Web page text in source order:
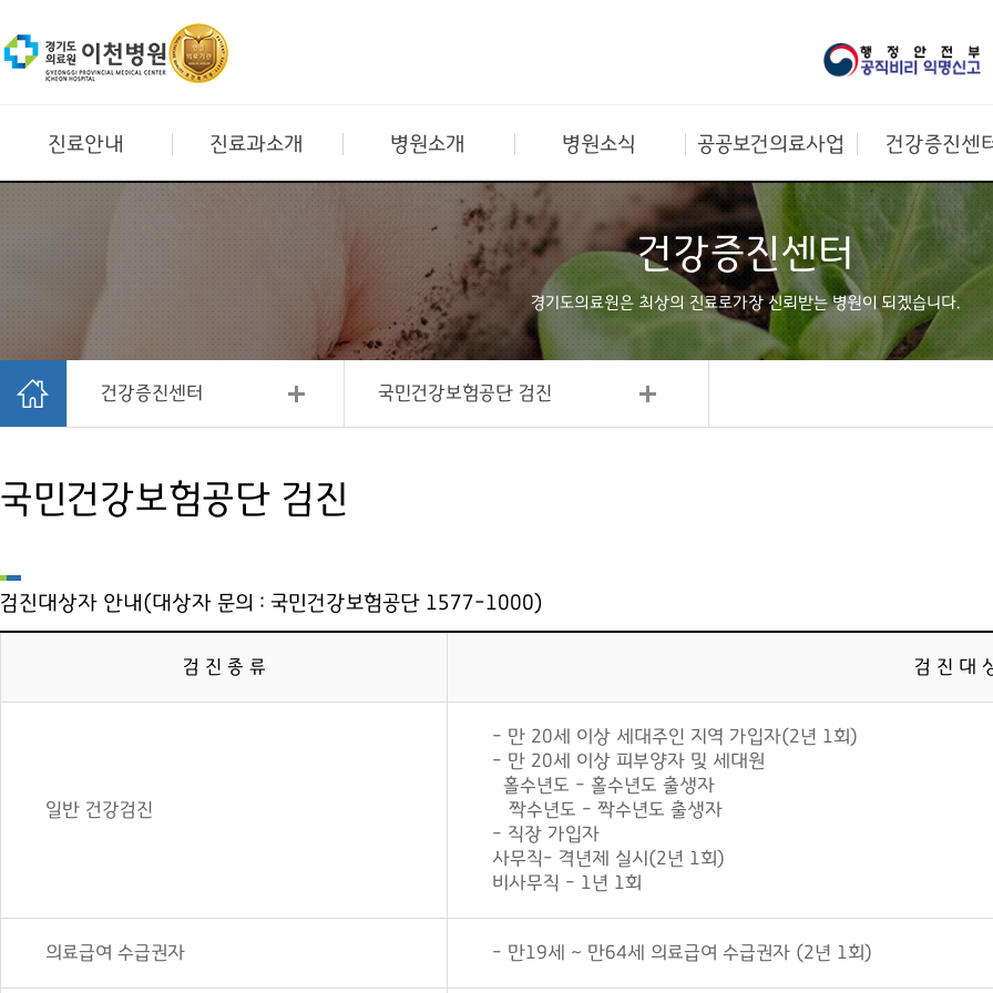
진료안내 진료과소개 병원소개 병원소식 공공보건의료사업 건강증진센
건강증진센터
경기도의료원은 최상의 진료로가장 신뢰받는 병원이 되겠습니다.
건강증진센터 국민건강보험공단 검진
국민건강보험공단 검진
검진대상자 안내(대상자 문의 : 국민건강보험공단 1577-1000)
검 진 종 류 검 진 대
일반 건강검진
- 만 20세 이상 세대주인 지역 가입자(2년 1회)
- 만 20세 이상 피부양자 및 세대원
홀수년도 - 홀수년도 출생자
짝수년도 - 짝수년도 출생자
- 직장 가입자
사무직- 격년제 실시(2년 1회)
비사무직 - 1년 1회
의료급여 수급권자 - 만19세 ~ 만64세 의료급여 수급권자 (2년 1회)